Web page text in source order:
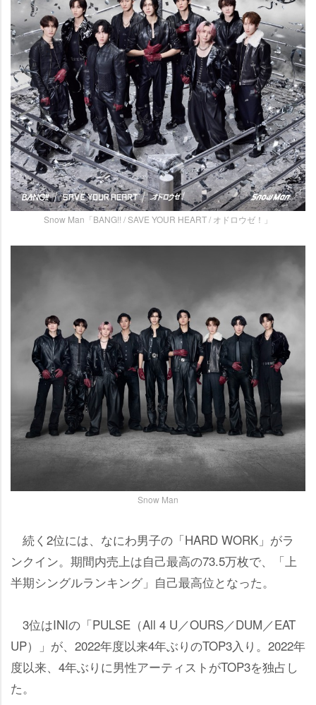
Snow Man「BANG!! / SAVE YOUR HEART / オドロウゼ！」
Snow Man
続く2位には、なにわ男子の「HARD WORK」がラ
ンクイン。期間内売上は自己最高の73.5万枚で、「上
半期シングルランキング」自己最高位となった。
3位はINIの「PULSE（All 4 U／OURS／DUM／EAT
UP）」が、2022年度以来4年ぶりのTOP3入り。2022年
度以来、4年ぶりに男性アーティストがTOP3を独占し
た。